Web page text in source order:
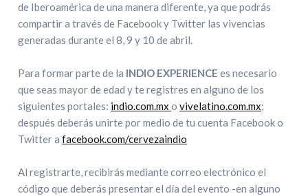
de Iberoamérica de una manera diferente, ya que podrás
compartir a través de Facebook y Twitter las vivencias
generadas durante el 8, 9 y 10 de abril.
Para formar parte de la INDIO EXPERIENCEes necesario
que seas mayor de edad y te registres en alguno de los
siguientes portales: indio.com.mxovivelatino.com.mx;
después deberás unirte por medio de tu cuenta Facebook o
Twitter afacebook.com/cervezaindio
Al registrarte, recibirás mediante correo electrónico el
código que deberás presentar el día del evento -en alguno